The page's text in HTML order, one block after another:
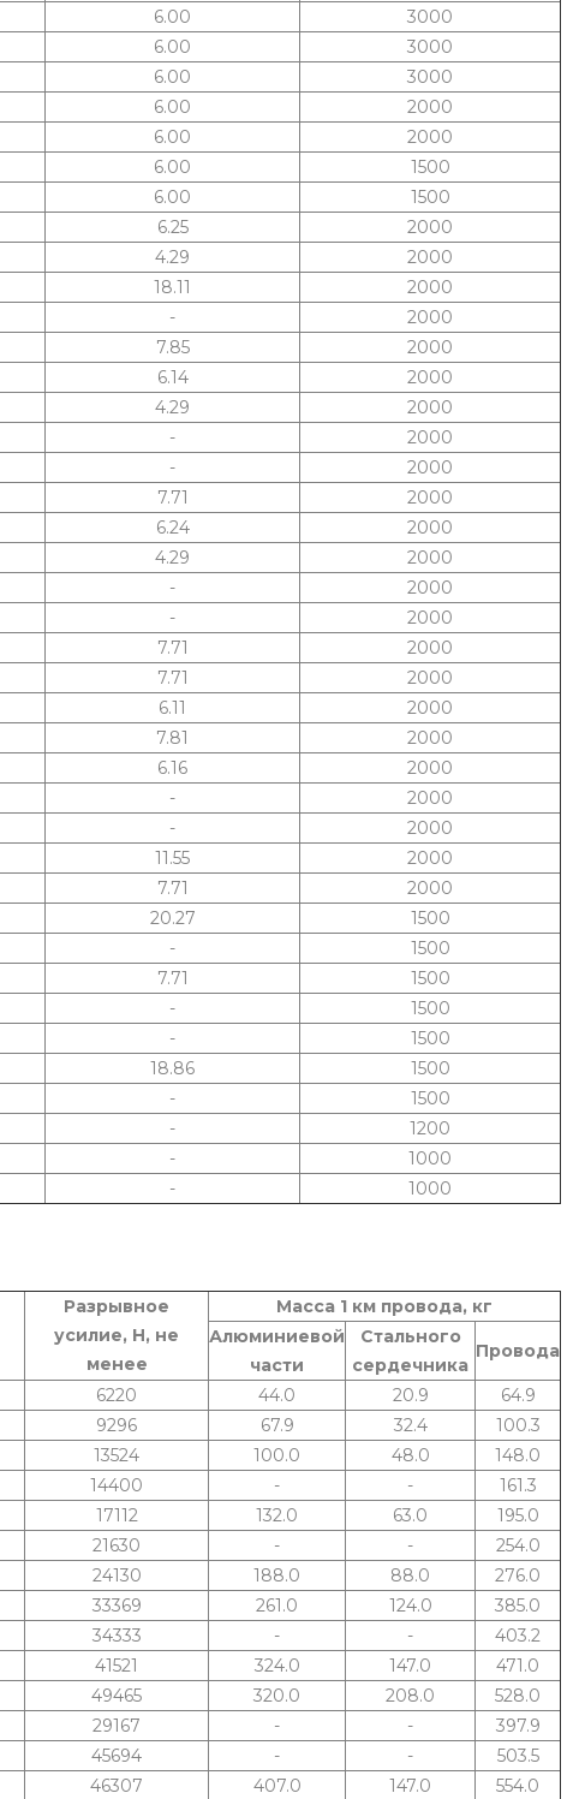
6.00
3000
6.00
3000
6.00
3000
6.00
2000
6.00
2000
6.00
1500
6.00
1500
6.25
2000
4.29
2000
18.11
2000
-
2000
7.85
2000
6.14
2000
4.29
2000
-
2000
-
2000
7.71
2000
6.24
2000
4.29
2000
-
2000
-
2000
7.71
2000
7.71
2000
6.11
2000
7.81
2000
6.16
2000
-
2000
-
2000
11.55
2000
7.71
2000
20.27
1500
-
1500
7.71
1500
-
1500
-
1500
18.86
1500
-
1500
-
1200
-
1000
- 1000
Разрывное
усилие, Н, не
менее
Масса 1 км провода, кг
Алюминиевой
части
Стального
сердечника
Провода
6220 44.0 20.9
64.9
9296 67.9 32.4
100.3
13524 100.0 48.0
148.0
14400 - -
161.3
17112 132.0 63.0
195.0
21630 - -
254.0
24130 188.0 88.0
276.0
33369 261.0 124.0
385.0
34333 - -
403.2
41521 324.0 147.0
471.0
49465 320.0 208.0
528.0
29167 - -
397.9
45694 - -
503.5
46307 407.0 147.0
554.0